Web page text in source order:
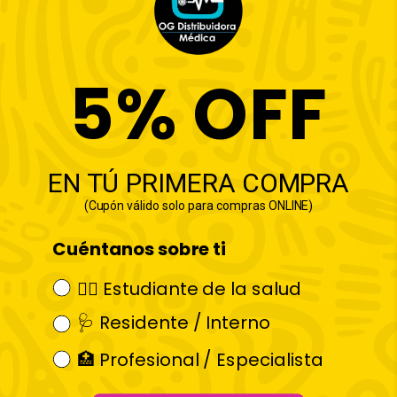
Fonendoscopio Estetoscopio
Lapiz Pasta Hueso Papeleria
Kawaii Ogdmve
habitual
OFERTA 34%
Otoscopio Digital Bebird EarSight
Otoscopio Digital BeBird R1
Precio
habitual
$61.900 CLP
de
5% OFF
EN TÚ PRIMERA COMPRA
(Cupón válido solo para compras ONLINE)
Cuéntanos sobre ti
👩‍⚕️ Estudiante de la salud
🩺 Residente / Interno
🏥 Profesional / Especialista